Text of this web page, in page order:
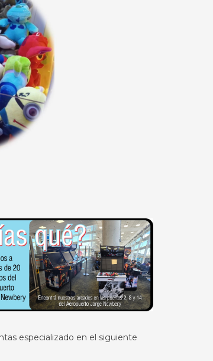
especializado en el siguiente